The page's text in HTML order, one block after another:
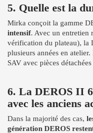
5. Quelle est la
Mirka conçoit la gamme
intensif. Avec un entretien
vérification du plateau), la
plusieurs années en
SAV avec pièces
6. La DEROS II
avec les anciens
Dans la majorité des cas,
génération DEROS